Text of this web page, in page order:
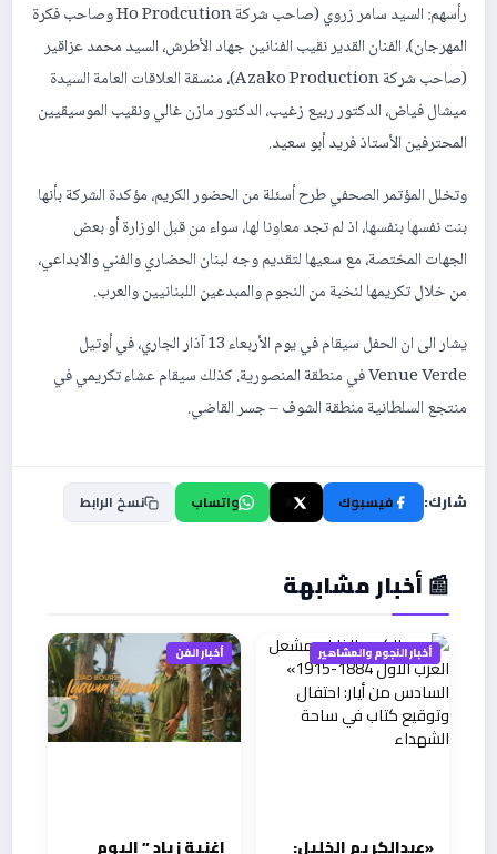
رأسهم: السيد سامر زروي (صاحب شركة Ho Prodcution وصاحب فكرة
المهرجان)، الفنان القدير نقيب الفنانين جهاد الأطرش، السيد محمد عزاقير
(صاحب شركة Azako Production)، منسقة العلاقات العامة السيدة
ميشال فياض، الدكتور ربيع زغيب، الدكتور مازن غالي ونقيب الموسيقيين
المحترفين الأستاذ فريد أبو سعيد.
وتخلل المؤتمر الصحفي طرح أسئلة من الحضور الكريم، مؤكدة الشركة بأنها
بنت نفسها بنفسها، اذ لم تجد معاونا لها، سواء من قبل الوزارة أو بعض
الجهات المختصة، مع سعيها لتقديم وجه لبنان الحضاري والفني والابداعي،
من خلال تكريمها لنخبة من النجوم والمبدعين اللبنانيين والعرب.
يشار الى ان الحفل سيقام في يوم الأربعاء 13 آذار الجاري، في أوتيل
Venue Verde في منطقة المنصورية. كذلك سيقام عشاء تكريمي في
منتجع السلطانية منطقة الشوف – جسر القاضي.
شارك: فيسبوك واتساب نسخ الرابط
📰 أخبار مشابهة
أخبار النجوم والمشاهير
«عبدالكريم الخليل:
أخبار الفن
اغنية زياد ” اليوم